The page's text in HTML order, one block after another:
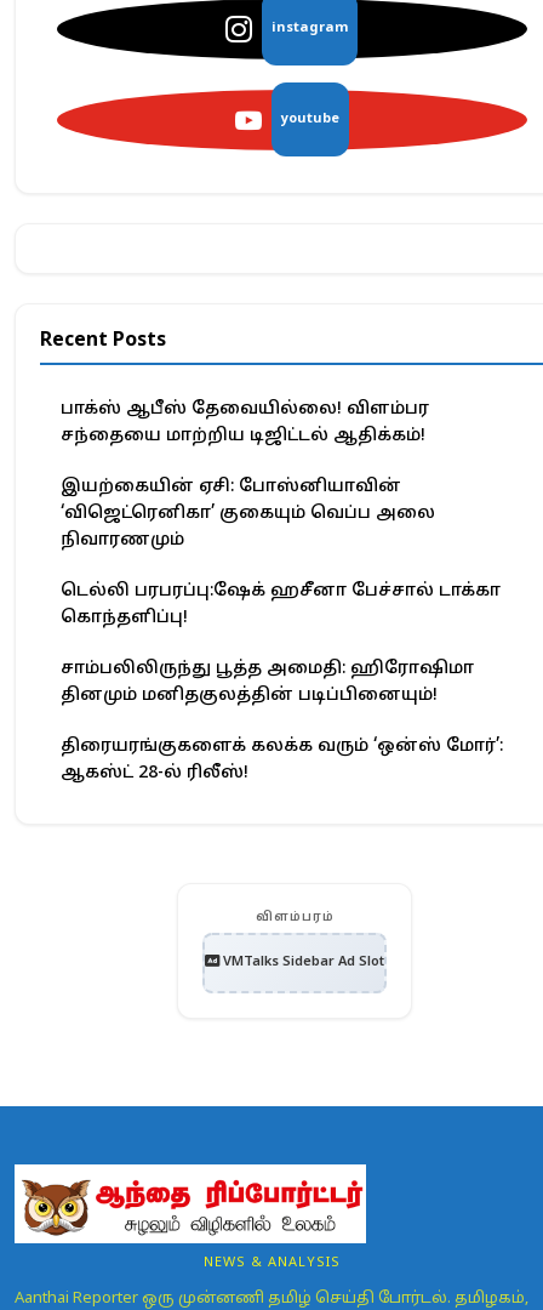
instagram
youtube
Recent Posts
பாக்ஸ் ஆபீஸ் தேவையில்லை! விளம்பர
சந்தையை மாற்றிய டிஜிட்டல் ஆதிக்கம்!
இயற்கையின் ஏசி: போஸ்னியாவின்
‘விஜெட்ரெனிகா’ குகையும் வெப்ப அலை
நிவாரணமும்
டெல்லி பரபரப்பு:ஷேக் ஹசீனா பேச்சால் டாக்கா
கொந்தளிப்பு!
சாம்பலிலிருந்து பூத்த அமைதி: ஹிரோஷிமா
தினமும் மனிதகுலத்தின் படிப்பினையும்!
திரையரங்குகளைக் கலக்க வரும் ‘ஒன்ஸ் மோர்’:
ஆகஸ்ட் 28-ல் ரிலீஸ்!
விளம்பரம்
VMTalks Sidebar Ad Slot
NEWS & ANALYSIS
Aanthai Reporter ஒரு முன்னணி தமிழ் செய்தி போர்டல். தமிழகம்,